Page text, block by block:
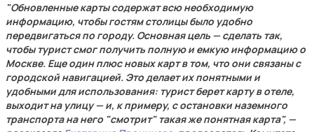
"Обновленные карты содержат всю необходимую
информацию, чтобы гостям столицы было удобно
передвигаться по городу. Основная цель — сделать так,
чтобы турист смог получить полную и емкую информацию о
Москве. Еще один плюс новых карт в том, что они связаны с
городской навигацией. Это делает их понятными и
удобными для использования: турист берет карту в отеле,
выходит на улицу — и, к примеру, с остановки наземного
транспорта на него "смотрит" такая же понятная карта", —